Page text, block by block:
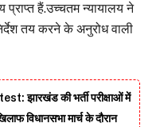
प्राप्त हैं.उच्चतम न्यायालय ने
तय करने के अनुरोध वाली
झारखंड की भर्ती परीक्षाओं में
विधानसभा मार्च के दौरान